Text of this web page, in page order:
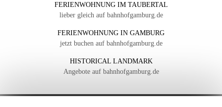
FERIENWOHNUNG IM TAUBERTAL
lieber gleich auf bahnhofgamburg.de
FERIENWOHNUNG IN GAMBURG
jetzt buchen auf bahnhofgamburg.de
HISTORICAL LANDMARK
Angebote auf bahnhofgamburg.de